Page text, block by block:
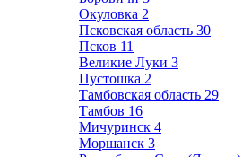
Окуловка 2
Псковская область 30
Псков 11
Великие Луки 3
Пустошка 2
Тамбовская область 29
Тамбов 16
Мичуринск 4
Моршанск 3